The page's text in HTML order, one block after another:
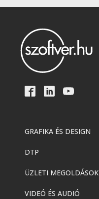
GRAFIKA ÉS DESIGN
DTP
ÜZLETI MEGOLDÁSOK
VIDEÓ ÉS AUDIÓ